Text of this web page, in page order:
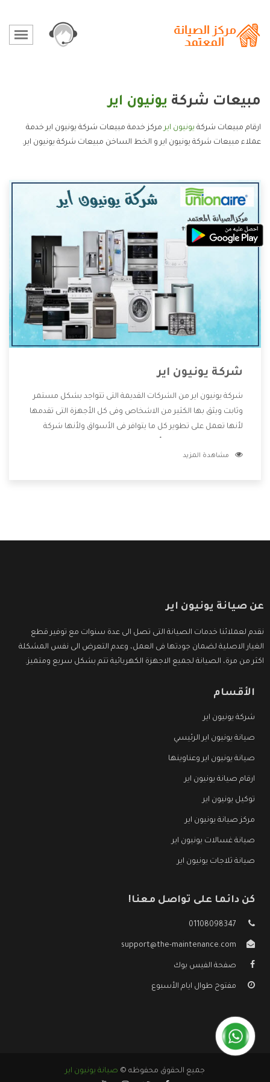
مبيعات شركة يونيون اير
ارقام مبيعات شركة يونيون ايرمركز خدمة مبيعات شركة يونيون اير خدمة
عملاء مبيعات شركة يونيون اير و الخط الساخن مبيعات شركة يونيون اير.
شركة يونيون اير
شركة يونيون اير من الشركات القديمة التى تتواجد بشكل مستمر
وثابت ويثق بها الكثير من الاشخاص وفى كل الأجهزة التى تقدمها
لأنها تعمل على تطوير كل ما يتوافر فى الأسواق ولأنها شركة
وتقدم للعملاء أقوى العروض والخصومات التى تسهل على
مشاهدة المزيد
عن صيانة يونيون اير
نقدم لعملائنا خدمات الصيانة التى تصل الى عدة سنوات مع توفير قطع
الغيار الاصلية لضمان جودتها فى العمل، وعدم التعرض الى نفس المشكلة
اكثر من مرة، الصيانة لجميع الاجهزة الكهربائية تتم بشكل سريع ومتميز.
الأقسام
شركة يونيون اير
صيانة يونيون اير الرئيسي
صيانة يونيون اير وعناوينها
ارقام صيانة يونيون اير
توكيل يونيون اير
مركز صيانة يونيون اير
صيانة غسالات يونيون اير
صيانة ثلاجات يونيون اير
كن دائما على تواصل معنا!
01108098347
support@the-maintenance.com
صفحة الفيس بوك
مفتوح طوال ايام الأسبوع
جميع الحقوق محفوظه © صيانة يونيون اير